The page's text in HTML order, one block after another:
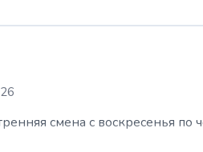
смена с воскресенья по